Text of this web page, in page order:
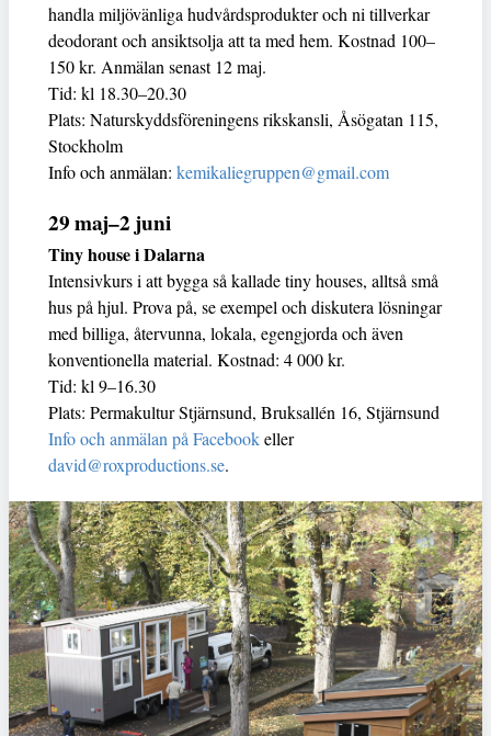
handla miljövänliga hudvårdsprodukter och ni tillverkar
deodorant och ansiktsolja att ta med hem. Kostnad 100–
150 kr. Anmälan senast 12 maj.
Tid: kl 18.30–20.30
Plats: Naturskyddsföreningens rikskansli, Åsögatan 115,
Stockholm
Info och anmälan: kemikaliegruppen@gmail.com
29 maj–2 juni
Tiny house i Dalarna
Intensivkurs i att bygga så kallade tiny houses, alltså små
hus på hjul. Prova på, se exempel och diskutera lösningar
med billiga, återvunna, lokala, egengjorda och även
konventionella material. Kostnad: 4 000 kr.
Tid: kl 9–16.30
Plats: Permakultur Stjärnsund, Bruksallén 16, Stjärnsund
Info och anmälan på Facebookeller
david@roxproductions.se.